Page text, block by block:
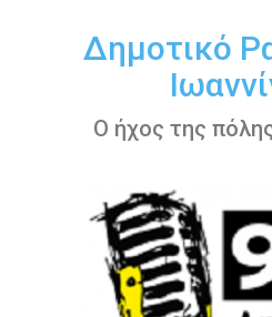
περιεχόμενοΔημοτικό
Ο ήχος της